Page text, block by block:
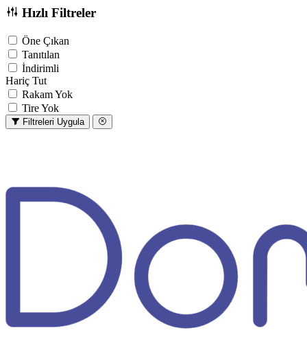
Hızlı Filtreler
Öne Çıkan
Tanıtılan
İndirimli
Hariç Tut
Rakam Yok
Tire Yok
Filtreleri Uygula